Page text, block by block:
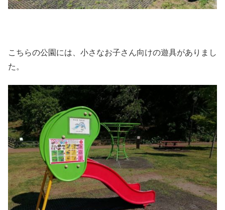
こちらの公園には、小さなお子さん向けの遊具がありまし
た。